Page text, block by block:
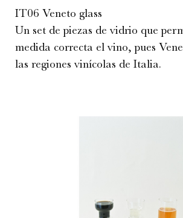
IT06 Veneto glass
Un set de piezas de vidrio que
medida correcta el vino, pues
las regiones vinícolas de Italia.